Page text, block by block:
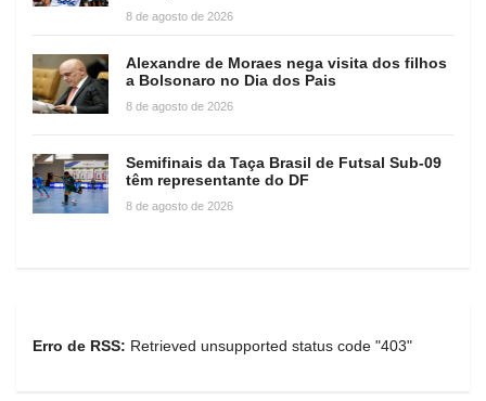
8 de agosto de 2026
Alexandre de Moraes nega visita dos filhos
a Bolsonaro no Dia dos Pais
8 de agosto de 2026
Semifinais da Taça Brasil de Futsal Sub-09
têm representante do DF
8 de agosto de 2026
Erro de RSS: Retrieved unsupported status code "403"